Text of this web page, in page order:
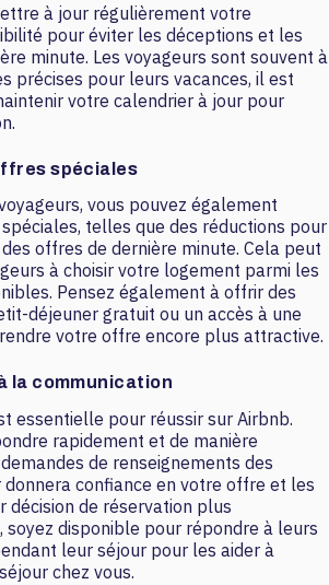
à jour régulièrement votre
pour éviter les déceptions et les
minute. Les voyageurs sont souvent à
précises pour leurs vacances, il est
votre calendrier à jour pour
spéciales
vous pouvez également
telles que des réductions pour
offres de dernière minute. Cela peut
à choisir votre logement parmi les
Pensez également à offrir des
déjeuner gratuit ou un accès à une
votre offre encore plus attractive.
la communication
essentielle pour réussir sur Airbnb.
rapidement et de manière
de renseignements des
donnera confiance en votre offre et les
décision de réservation plus
soyez disponible pour répondre à leurs
leur séjour pour les aider à
chez vous.